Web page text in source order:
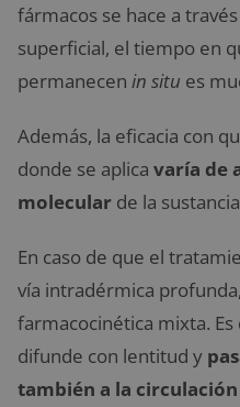
fármacos se hace a
superficial, el tiempo en
permanecen in situ es
Además, la eficacia con
donde se aplica varía de
molecular de la
En caso de que el
vía intradérmica
farmacocinética mixta.
difunde con lentitud y
también a la